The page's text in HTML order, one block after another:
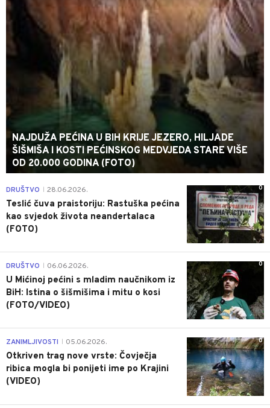
NAJDUŽA PEĆINA U BIH KRIJE JEZERO, HILJADE
ŠIŠMIŠA I KOSTI PEĆINSKOG MEDVJEDA STARE VIŠE
OD 20.000 GODINA (FOTO)
0
DRUŠTVO 28.06.2026.
Teslić čuva praistoriju: Rastuška pećina
kao svjedok života neandertalaca
(FOTO)
0
DRUŠTVO 06.06.2026.
U Mićinoj pećini s mladim naučnikom iz
BiH: Istina o šišmišima i mitu o kosi
(FOTO/VIDEO)
0
ZANIMLJIVOSTI 05.06.2026.
Otkriven trag nove vrste: Čovječja
ribica mogla bi ponijeti ime po Krajini
(VIDEO)